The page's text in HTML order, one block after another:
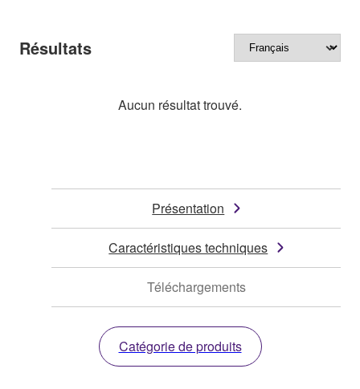
Résultats
Aucun résultat trouvé.
Présentation
Caractéristiques techniques
Téléchargements
Catégorie de produits